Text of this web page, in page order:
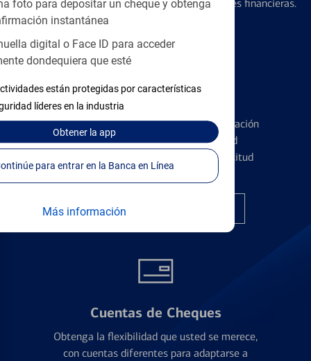
foto para depositar un cheque y obtenga
instantánea
digital o Face ID para acceder
dondequiera que esté
están protegidas por características
líderes en la industria
Obtenerla app
Continúe para entrar en la Banca en Línea
Más información
diseñados para ayudar con todas sus necesidades financieras.
Tarjetas de Crédito
Conozca los pormenores de la administración
de tarjetas de crédito y la identidad
financiera antes de presentar una solicitud
Encuentre la tarjeta correcta
Cuentas de Cheques
Obtenga la flexibilidad que usted se merece,
con cuentas diferentes para adaptarse a